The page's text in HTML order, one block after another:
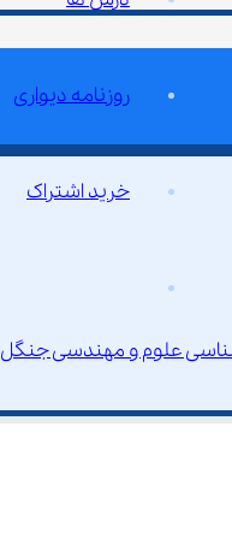
روزنامه دیواری
خرید اشتراک
علوم و مهندسی جنگل